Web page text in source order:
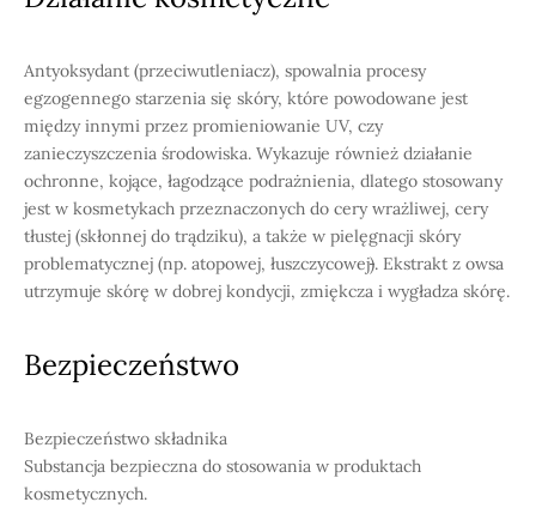
Antyoksydant (przeciwutleniacz), spowalnia procesy
egzogennego starzenia się skóry, które powodowane jest
między innymi przez promieniowanie UV, czy
zanieczyszczenia środowiska. Wykazuje również działanie
ochronne, kojące, łagodzące podrażnienia, dlatego stosowany
jest w kosmetykach przeznaczonych do cery wrażliwej, cery
tłustej (skłonnej do trądziku), a także w pielęgnacji skóry
problematycznej (np. atopowej, łuszczycowej). Ekstrakt z owsa
utrzymuje skórę w dobrej kondycji, zmiękcza i wygładza skórę.
Bezpieczeństwo
Bezpieczeństwo składnika
Substancja bezpieczna do stosowania w produktach
kosmetycznych.